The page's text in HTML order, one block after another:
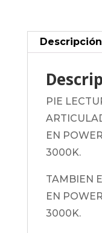
Descripción
PIE
EN
3000K.
TAMBIEN
EN
3000K.